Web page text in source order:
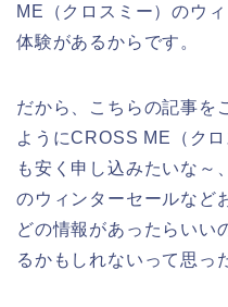
ME（クロスミー）のウ
体験があるからです。
だから、こちらの記事を
ようにCROSS ME（ク
も安く申し込みたいな～
のウィンターセールなど
どの情報があったらいい
るかもしれないって思っ